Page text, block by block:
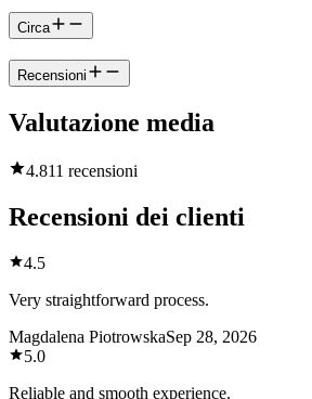
Circa
Recensioni
Valutazione media
4.811 recensioni
Recensioni dei clienti
4.5
Very straightforward process.
Magdalena PiotrowskaSep 28, 2026
5.0
Reliable and smooth experience.